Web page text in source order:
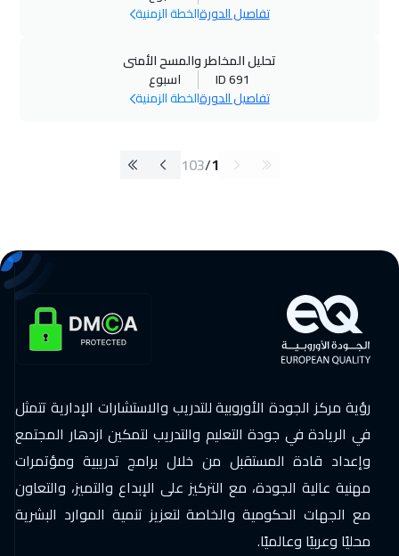
تفاصيل الدورةالخطة الزمنية
تحليل المخاطر والمسح الأمنى
ID 691
اسبوع
تفاصيل الدورةالخطة الزمنية
1
/
103
رؤية مركز الجودة الأوروبية للتدريب والاستشارات الإدارية تتمثل
في الريادة في جودة التعليم والتدريب لتمكين ازدهار المجتمع
وإعداد قادة المستقبل من خلال برامج تدريبية ومؤتمرات
مهنية عالية الجودة، مع التركيز على الإبداع والتميز، والتعاون
مع الجهات الحكومية والخاصة لتعزيز تنمية الموارد البشرية
محليًا وعربيًا وعالميًا.